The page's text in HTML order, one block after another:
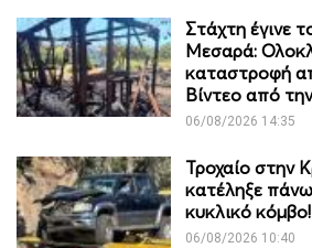
Στάχτη έγινε
Μεσαρά:
καταστροφή
Βίντεο από
06/08/2026 14:35
Τροχαίο στην
κατέληξε
κυκλικό κόμβο!
06/08/2026 10:40